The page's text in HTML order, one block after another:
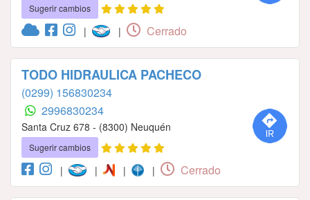
Sugerir cambios
| | Cerrado
TODO HIDRAULICA PACHECO
(0299) 156830234
2996830234
Santa Cruz 678 - (8300) Neuquén
Sugerir cambios
| | | | Cerrado